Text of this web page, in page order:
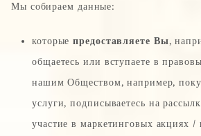
Мы собираем данные:
которыепредоставляете Вы,
общаетесь или вступаете в
нашим Обществом, например,
услуги, подписываетесь на
участие в маркетинговых акциях